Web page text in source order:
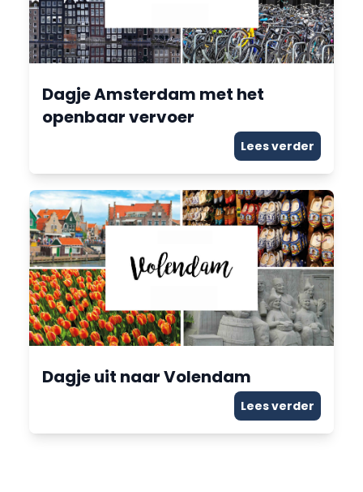
Dagje Amsterdam met het
openbaar vervoer
Lees verder
Dagje uit naar Volendam
Lees verder